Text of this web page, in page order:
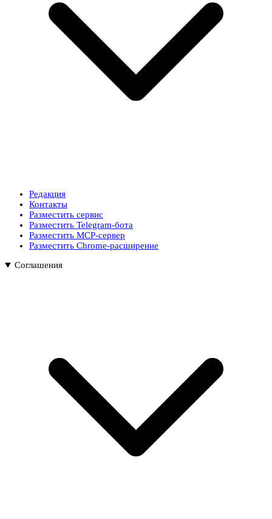
Редакция
Контакты
Разместить сервис
Разместить Telegram-бота
Разместить MCP-сервер
Разместить Chrome-расширение
Соглашения